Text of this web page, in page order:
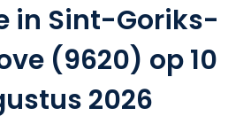
in Sint-Goriks-
(9620) op 10
2026